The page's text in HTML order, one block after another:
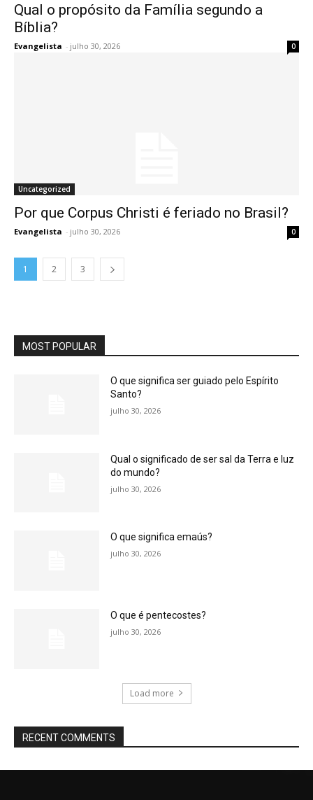
Qual o propósito da Família segundo a
Bíblia?
Evangelista - julho 30, 2026 0
Uncategorized
Por que Corpus Christi é feriado no Brasil?
Evangelista - julho 30, 2026 0
1 2 3
MOST POPULAR
O que significa ser guiado pelo Espírito
Santo?
julho 30, 2026
Qual o significado de ser sal da Terra e luz
do mundo?
julho 30, 2026
O que significa emaús?
julho 30, 2026
O que é pentecostes?
julho 30, 2026
Load more
RECENT COMMENTS